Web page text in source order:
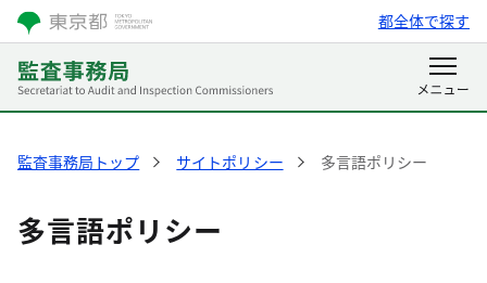
都全体で探す
監査事務局トップ サイトポリシー 多言語ポリシー
多言語ポリシー